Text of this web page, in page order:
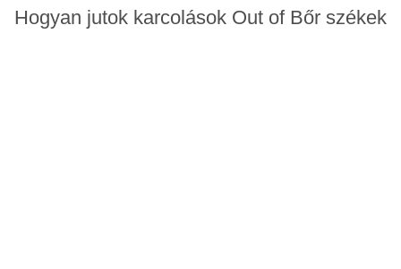
Ház Takarítás
Hogyan jutok karcolások Out of Bőr székek